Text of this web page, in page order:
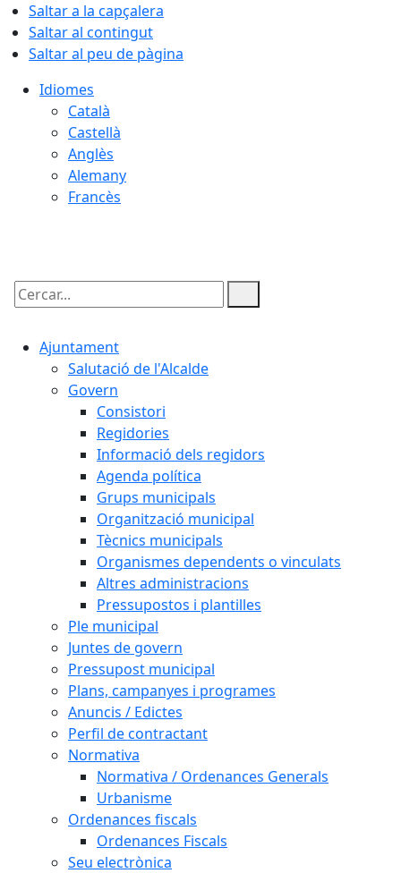
Saltar a la capçalera
Saltar al contingut
Saltar al peu de pàgina
Idiomes
Català
Castellà
Anglès
Alemany
Francès
Cercar:
Ajuntament
Salutació de l'Alcalde
Govern
Consistori
Regidories
Informació dels regidors
Agenda política
Grups municipals
Organització municipal
Tècnics municipals
Organismes dependents o vinculats
Altres administracions
Pressupostos i plantilles
Ple municipal
Juntes de govern
Pressupost municipal
Plans, campanyes i programes
Anuncis / Edictes
Perfil de contractant
Normativa
Normativa / Ordenances Generals
Urbanisme
Ordenances fiscals
Ordenances Fiscals
Seu electrònica